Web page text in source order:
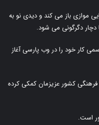
موازی باز می کند و دیدی نو به
دگرگونی می شود.
کار خود را در وب پارسی آغاز
فرهنگی کشور عزیزمان کمکی کرده
است.